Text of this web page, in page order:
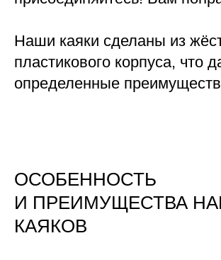
Наши каяки сделаны из
пластикового корпуса, что
определенные
ОСОБЕННОСТЬ
И ПРЕИМУЩЕСТВА
КАЯКОВ